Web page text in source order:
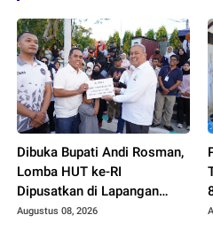
Dibuka Bupati Andi Rosman,
Lomba HUT ke-RI
Dipusatkan di Lapangan
Merdeka
Augustus 08, 2026